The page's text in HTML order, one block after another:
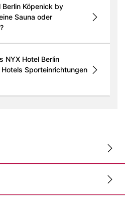
Köpenick by
Sauna oder
NYX Hotel Berlin
Sporteinrichtungen